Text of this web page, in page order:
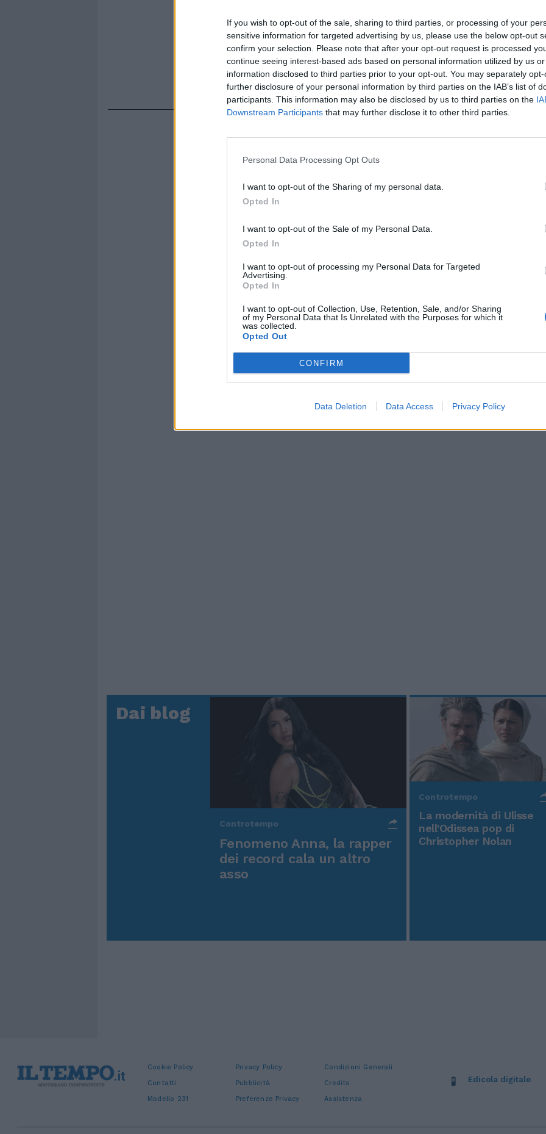
If you wish to opt-out of the sale, sharing to third parties, or processing of your
sensitive information for targeted advertising by us, please use the below opt-out
confirm your selection. Please note that after your opt-out request is processed
continue seeing interest-based ads based on personal information utilized by us
information disclosed to third parties prior to your opt-out. You may separately
further disclosure of your personal information by third parties on the IAB’s list of
participants. This information may also be disclosed by us to third parties on the
Downstream Participants that may further disclose it to other third parties.
Personal Data Processing Opt Outs
I want to opt-out of the Sharing of my personal data.
Opted In
I want to opt-out of the Sale of my Personal Data.
Opted In
I want to opt-out of processing my Personal Data for Targeted
Advertising.
Opted In
I want to opt-out of Collection, Use, Retention, Sale, and/or Sharing
of my Personal Data that Is Unrelated with the Purposes for which it
was collected.
Opted Out
CONFIRM
Data Deletion Data Access Privacy Policy
Rudy Giuliani a Come States?
Dai blog
Controtempo
Fenomeno Anna, la rapper
dei record cala un altro
asso
Controtempo
La modernità di Ulisse
nell'Odissea pop di
Christopher Nolan
Cookie Policy Privacy Policy
Condizioni Generali
Contatti
Pubblicità
Credits
Modello 231
Preferenze Privacy Assistenza
Edicola digitale